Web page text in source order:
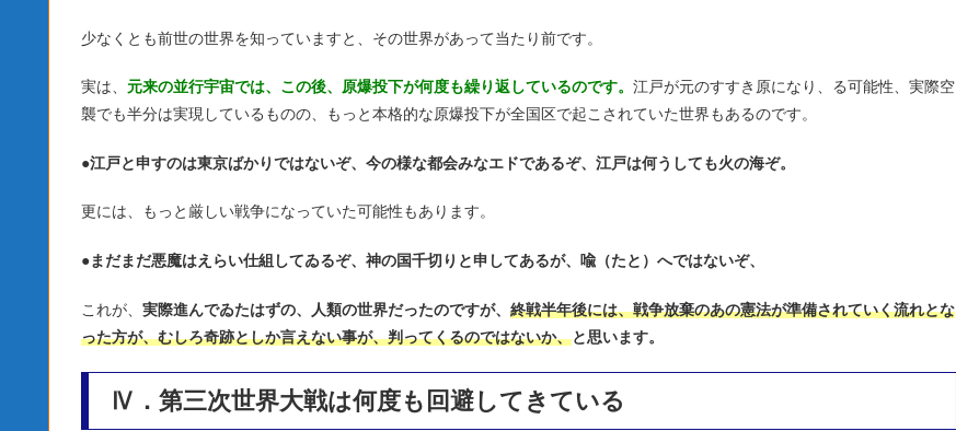
少なくとも前世の世界を知っていますと、その世界があって当たり前です。
実は、 元来の並行宇宙では、この後、原爆投下が何度も繰り返しているのです。 江戸が元のすすき原になり、る可能性、実際空
襲でも半分は実現しているものの、もっと本格的な原爆投下が全国区で起こされていた世界もあるのです。
●江戸と申すのは東京ばかりではないぞ、今の様な都会みなエドであるぞ、江戸は何うしても火の海ぞ。
更には、もっと厳しい戦争になっていた可能性もあります。
●まだまだ悪魔はえらい仕組してゐるぞ、神の国千切りと申してあるが、喩（たと）へではないぞ、
これが、 実際進んでゐたはずの、人類の世界だったのですが、 終戦半年後には、戦争放棄のあの憲法が準備されていく流れとな
った方が、むしろ奇跡としか言えない事が、判ってくるのではないか、と思います。
Ⅳ．第三次世界大戦は何度も回避してきている